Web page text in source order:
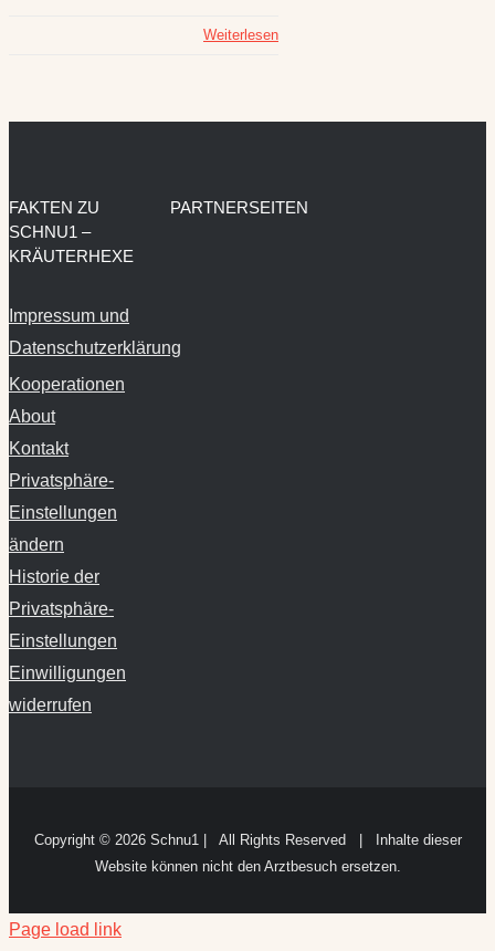
Weiterlesen
FAKTEN ZU
SCHNU1 –
KRÄUTERHEXE
Impressum und
Datenschutzerklärung
Kooperationen
About
Kontakt
Privatsphäre-
Einstellungen
ändern
Historie der
Privatsphäre-
Einstellungen
Einwilligungen
widerrufen
PARTNERSEITEN
Copyright © 2026 Schnu1 | All Rights Reserved | Inhalte dieser
Website können nicht den Arztbesuch ersetzen.
Page load link